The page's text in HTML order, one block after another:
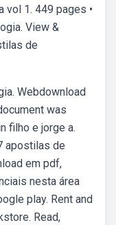
vol 1. 449 pages •
View &
de
Webdownload
was
filho e jorge a.
apostilas de
em pdf,
nesta área
play. Rent and
Read,